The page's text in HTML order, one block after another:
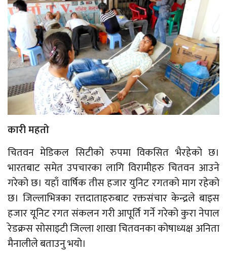
कारी महतो
चितवन मेडिकल सिटीको रुपमा विकसित भैरहेको छ।
भारतबाट समेत उपचारका लागि विरामीहरु चितवन आउने
गरेको छ। यहाँ वार्षिक तीस हजार युनिट रगतको माग रहेको
छ। जिल्लाभित्रका रत्तदाताहरुबाट रक्तसंचार केन्द्रले बाइस
हजार यूनिट रगत संकलन गरी आपूर्ति गर्ने गरेको कुरा नेपाल
रेडक्रस सोसाइटी जिल्ला शाखा चितवनका कोषाध्यक्ष अनिता
मैनालीले बताउनु भयो।